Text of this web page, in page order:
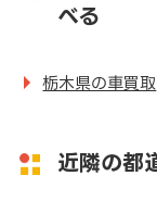
べる
栃木県の車買取
近隣の都